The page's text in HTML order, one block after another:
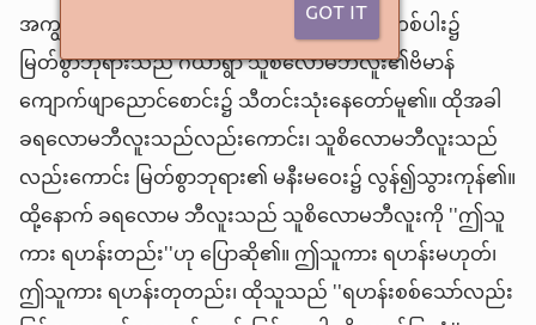
Got It
အကျွန်ုပ်သည် ဤသို့ ကြားနာခဲ့ရပါသည်- အခါတစ်ပါး၌
မြတ်စွာဘုရားသည် ဂယာရွာ သူစိလောမဘီလူး၏ဗိမာန်
ကျောက်ဖျာညောင်စောင်း၌ သီတင်းသုံးနေတော်မူ၏။ ထိုအခါ
ခရလောမဘီလူးသည်လည်းကောင်း၊ သူစိလောမဘီလူးသည်
လည်းကောင်း မြတ်စွာဘုရား၏ မနီးမဝေး၌ လွန်၍သွားကုန်၏။
ထို့နောက် ခရလောမ ဘီလူးသည် သူစိလောမဘီလူးကို ''ဤသူ
ကား ရဟန်းတည်း''ဟု ပြောဆို၏။ ဤသူကား ရဟန်းမဟုတ်၊
ဤသူကား ရဟန်းတုတည်း၊ ထိုသူသည် ''ရဟန်းစစ်သော်လည်း